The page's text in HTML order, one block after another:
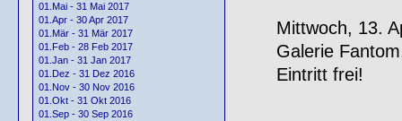
01.Mai - 31 Mai 2017
01.Apr - 30 Apr 2017
01.Mär - 31 Mär 2017
01.Feb - 28 Feb 2017
01.Jan - 31 Jan 2017
01.Dez - 31 Dez 2016
01.Nov - 30 Nov 2016
01.Okt - 31 Okt 2016
01.Sep - 30 Sep 2016
Mittwoch, 13.
Galerie
Eintritt frei!